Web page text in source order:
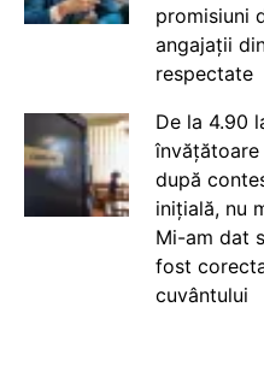
promisiuni
angajații
respectate
De la 4.90
după
inițială, nu
Mi-am dat
fost
cuvântului